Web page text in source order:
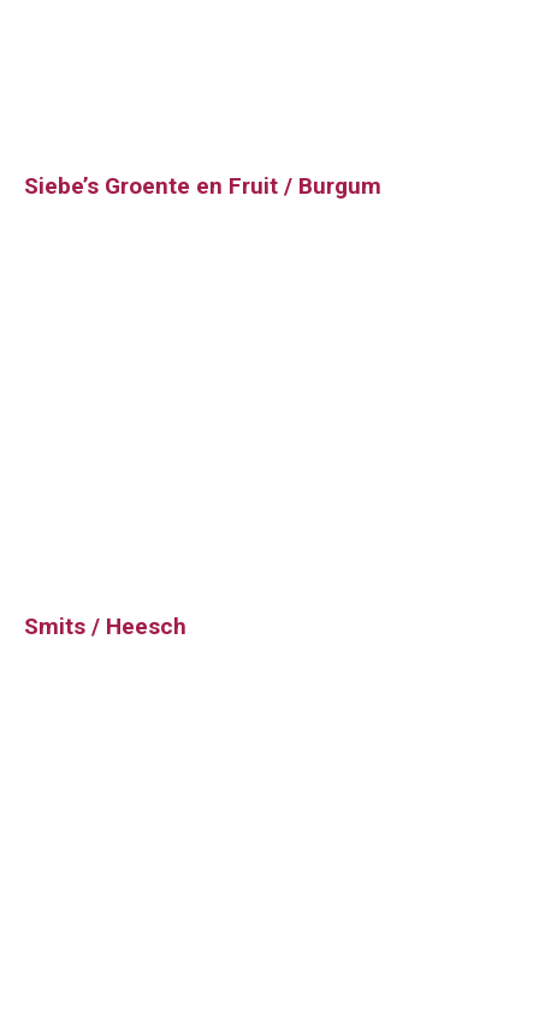
Siebe’s Groente en Fruit / Burgum
Smits / Heesch